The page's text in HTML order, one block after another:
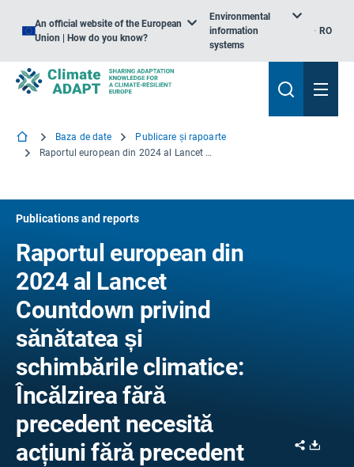
An official website of the European
Union | How do you know?
Environmental
information
systems
RO
Baza de date
Publicare și rapoarte
Raportul european din 2024 al Lancet Countdown privind sănătatea și schimbările climatice: Încălzirea fără precedent necesită acțiuni fără precedent
Publications and reports
Raportul european din
2024 al Lancet
Countdown privind
sănătatea și
schimbările climatice:
Încălzirea fără
precedent necesită
acțiuni fără precedent
Share